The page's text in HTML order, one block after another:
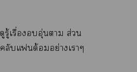
รู้เรื่องอุ่นา ส่วน
ลับแด้อมอย่างเาๆ